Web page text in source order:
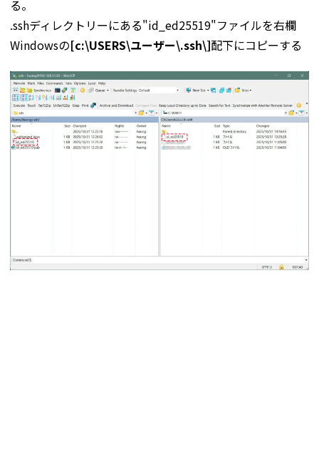
る。
.sshディレクトリーにある"id_ed25519"ファイルを右欄
Windowsの[c:\USERS\ユーザー\.ssh\]配下にコピーする